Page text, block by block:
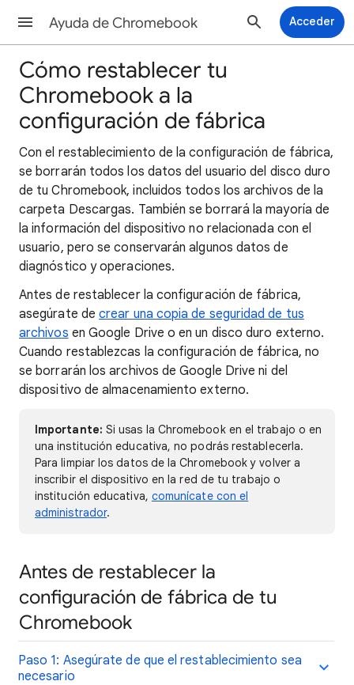
Ayuda de Chromebook Acceder
Cómo restablecer tu
Chromebook a la
configuración de fábrica
Con el restablecimiento de la configuración de fábrica,
se borrarán todos los datos del usuario del disco duro
de tu Chromebook, incluidos todos los archivos de la
carpeta Descargas. También se borrará la mayoría de
la información del dispositivo no relacionada con el
usuario, pero se conservarán algunos datos de
diagnóstico y operaciones.
Antes de restablecer la configuración de fábrica,
asegúrate decrear una copia de seguridad de tus
archivos en Google Drive o en un disco duro externo.
Cuando restablezcas la configuración de fábrica, no
se borrarán los archivos de Google Drive ni del
dispositivo de almacenamiento externo.
Importante: Si usas la Chromebook en el trabajo o en
una institución educativa, no podrás restablecerla.
Para limpiar los datos de la Chromebook y volver a
inscribir el dispositivo en la red de tu trabajo o
institución educativa, comunícate con el
administrador.
Antes de restablecer la
configuración de fábrica de tu
Chromebook
Paso 1: Asegúrate de que el restablecimiento sea
necesario